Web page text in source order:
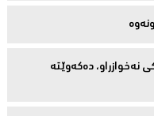
نەخوازراو، دەكەوێتە